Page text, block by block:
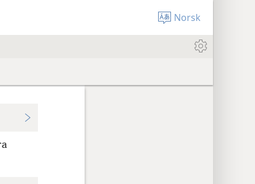
Norsk